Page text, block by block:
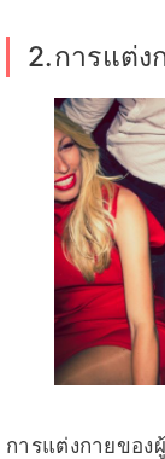
2.การแต่ง
การแต่งกายของ